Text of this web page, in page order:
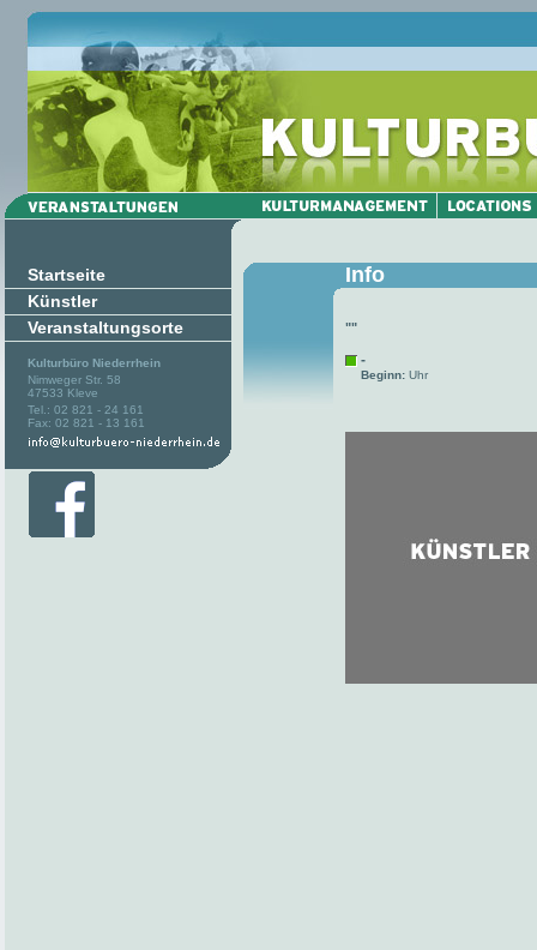
Startseite
Künstler
Veranstaltungsorte
Kulturbüro Niederrhein
Nimweger Str. 58
47533 Kleve
Tel.: 02 821 - 24 161
Fax: 02 821 - 13 161
Info
""
-
Beginn: Uhr